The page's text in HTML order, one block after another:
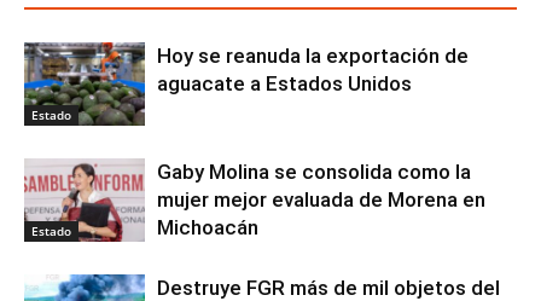
Estado
Hoy se reanuda la exportación de
aguacate a Estados Unidos
Estado
Gaby Molina se consolida como la
mujer mejor evaluada de Morena en
Michoacán
Destruye FGR más de mil objetos del